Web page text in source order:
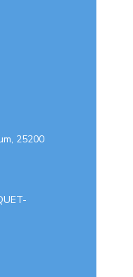
25200